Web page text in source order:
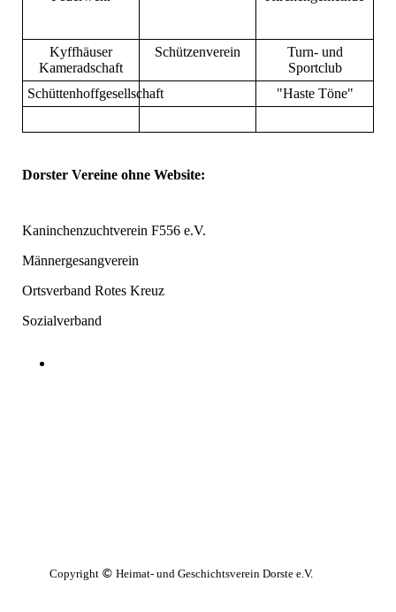
Kyffhäuser
Kameradschaft
Schützenverein
Turn- und
Sportclub
Schüttenhoffgesellschaft
"Haste Töne"
Dorster Vereine ohne Website:
Kaninchenzuchtverein F556 e.V.
Männergesangverein
Ortsverband Rotes Kreuz
Sozialverband
Copyright © Heimat- und Geschichtsverein Dorste e.V.